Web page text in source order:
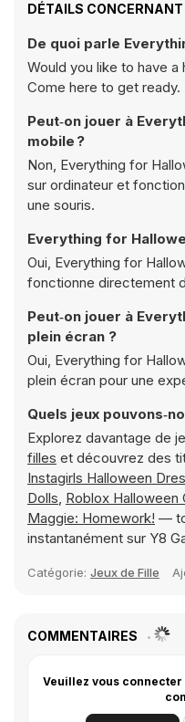
DÉTAILS CONCERNANT
De quoi parle
Would you like to have
Come here to get ready.
Peut‑on jouer à
mobile ?
Non, Everything for
sur ordinateur et
une souris.
Everything for
Oui, Everything for
fonctionne directement
Peut‑on jouer à
plein écran ?
Oui, Everything for
plein écran pour une
Quels jeux
Explorez davantage de
filles et découvrez des
Instagirls Halloween
Dolls, Roblox Halloween
Maggie: Homework! —
instantanément sur Y8
Catégorie: Jeux de Fille
COMMENTAIRES
Veuillez vous